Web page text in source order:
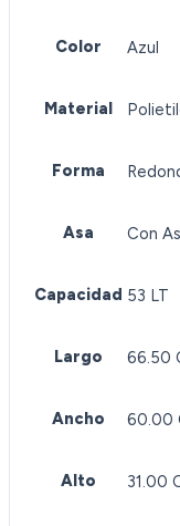
Color Azul
Material
Forma
Asa Con
Capacidad 53 LT
Largo 66.50
Ancho 60.00
Alto 31.00